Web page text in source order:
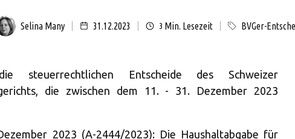
Selina Many 31.12.2023 3 Min. Lesezeit BVGer-
steuerrechtlichen Entscheide des Schweizer
die zwischen dem 11. - 31. Dezember 2023
2023 (A-2444/2023):Die Haushaltabgabe für